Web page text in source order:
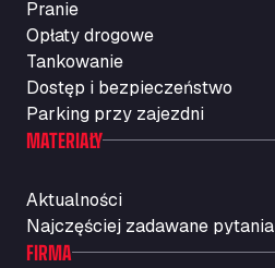
Pranie
Opłaty drogowe
Tankowanie
Dostęp i bezpieczeństwo
Parking przy zajezdni
MATERIAŁY
Aktualności
Najczęściej zadawane pytania
FIRMA